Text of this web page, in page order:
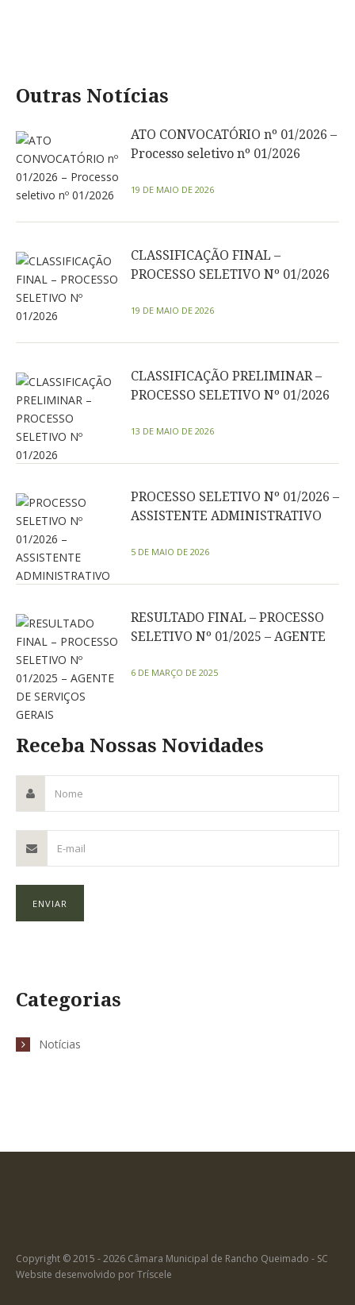
Outras Notícias
ATO CONVOCATÓRIO nº 01/2026 –
Processo seletivo nº 01/2026
19 DE MAIO DE 2026
CLASSIFICAÇÃO FINAL –
PROCESSO SELETIVO Nº 01/2026
19 DE MAIO DE 2026
CLASSIFICAÇÃO PRELIMINAR –
PROCESSO SELETIVO Nº 01/2026
13 DE MAIO DE 2026
PROCESSO SELETIVO Nº 01/2026 –
ASSISTENTE ADMINISTRATIVO
5 DE MAIO DE 2026
RESULTADO FINAL – PROCESSO
SELETIVO Nº 01/2025 – AGENTE
6 DE MARÇO DE 2025
Receba Nossas Novidades
Categorias
Notícias
Copyright © 2015 - 2026 Câmara Municipal de Rancho Queimado - SC
Website desenvolvido porTríscele